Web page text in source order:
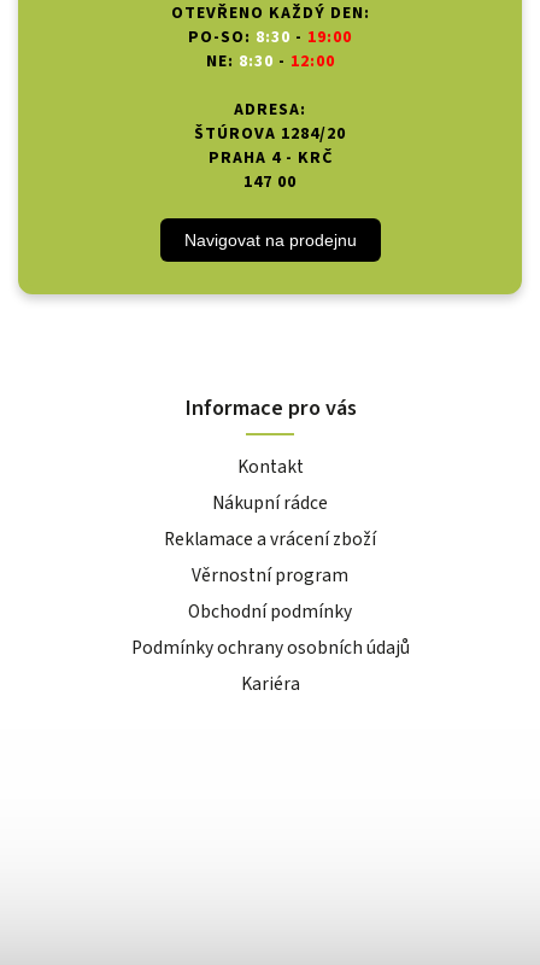
OTEVŘENO KAŽDÝ DEN:
PO-SO: 8:30 - 19:00
NE: 8:30 - 12:00
ADRESA:
ŠTÚROVA 1284/20
PRAHA 4 - KRČ
147 00
Navigovat na prodejnu
Informace pro vás
Kontakt
Nákupní rádce
Reklamace a vrácení zboží
Věrnostní program
Obchodní podmínky
Podmínky ochrany osobních údajů
Kariéra